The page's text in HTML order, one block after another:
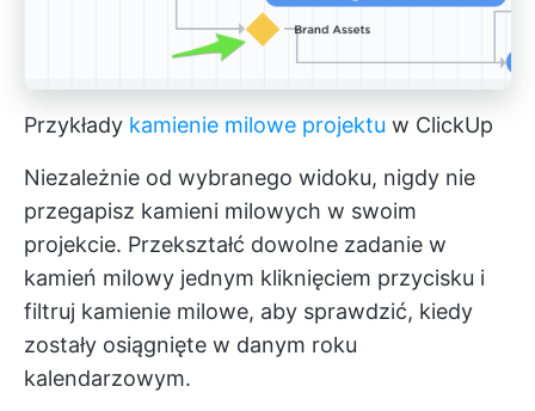
Przykłady kamienie milowe projektu w ClickUp
Niezależnie od wybranego widoku, nigdy nie
przegapisz kamieni milowych w swoim
projekcie. Przekształć dowolne zadanie w
kamień milowy jednym kliknięciem przycisku i
filtruj kamienie milowe, aby sprawdzić, kiedy
zostały osiągnięte w danym roku
kalendarzowym.